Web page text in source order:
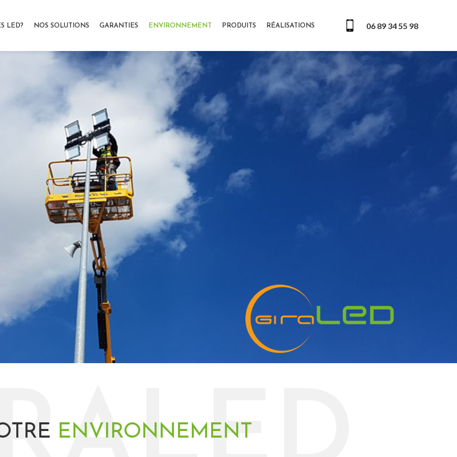
LED? NOS SOLUTIONS GARANTIES ENVIRONNEMENT PRODUITS RÉALISATIONS 06 89 34 55 98
ENVIRONNEMENT